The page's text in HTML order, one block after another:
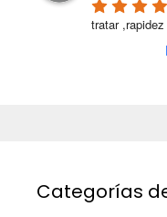
tratar
Categorías